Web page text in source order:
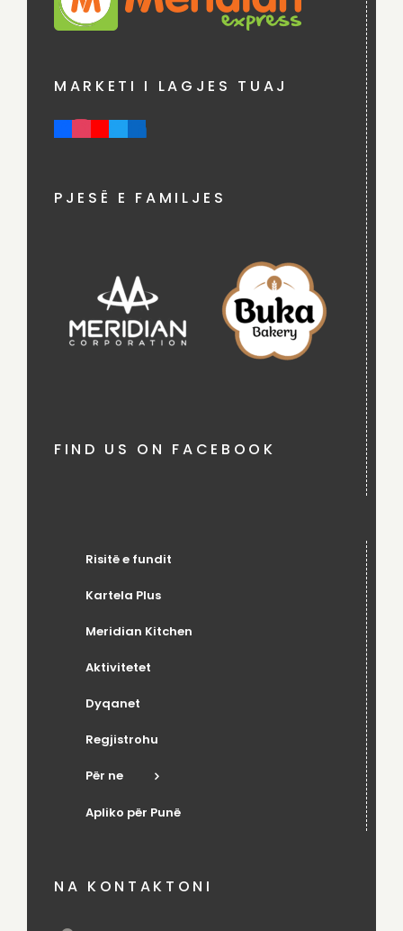
MARKETI I LAGJES TUAJ
PJESË E FAMILJES
FIND US ON FACEBOOK
Risitë e fundit
Kartela Plus
Meridian Kitchen
Aktivitetet
Dyqanet
Regjistrohu
Për ne
Apliko për Punë
NA KONTAKTONI